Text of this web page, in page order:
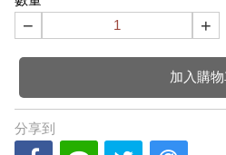
− +
加入購
分享到